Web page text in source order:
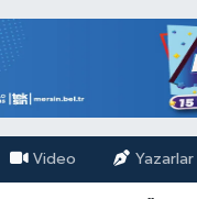
Video Yazarlar